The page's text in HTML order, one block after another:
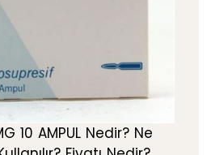
10 AMPUL Nedir? Ne